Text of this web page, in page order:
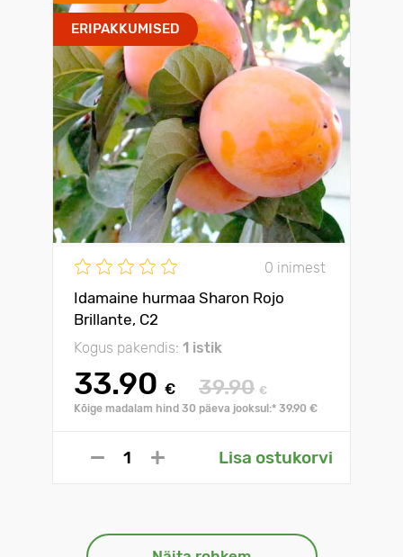
ERIPAKKUMISED
0 inimest
Idamaine hurmaa Sharon Rojo
Brillante, С2
Kogus pakendis: 1 istik
33.90 € 39.90 €
Kõige madalam hind 30 päeva jooksul:* 39.90 €
Lisa ostukorvi